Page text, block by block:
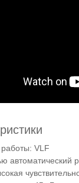
VLF
автоматический